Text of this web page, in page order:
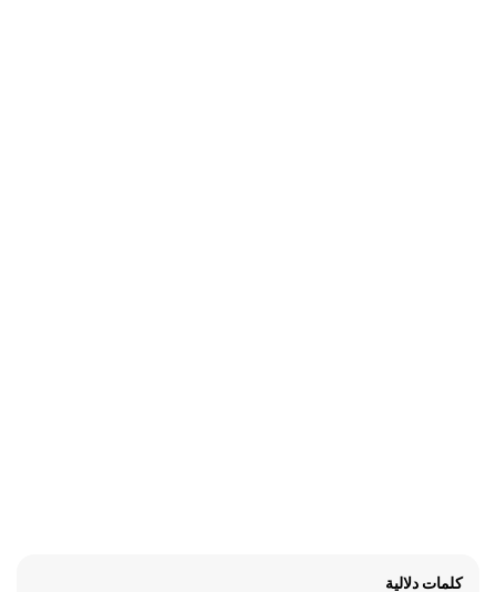
كلمات دلالية